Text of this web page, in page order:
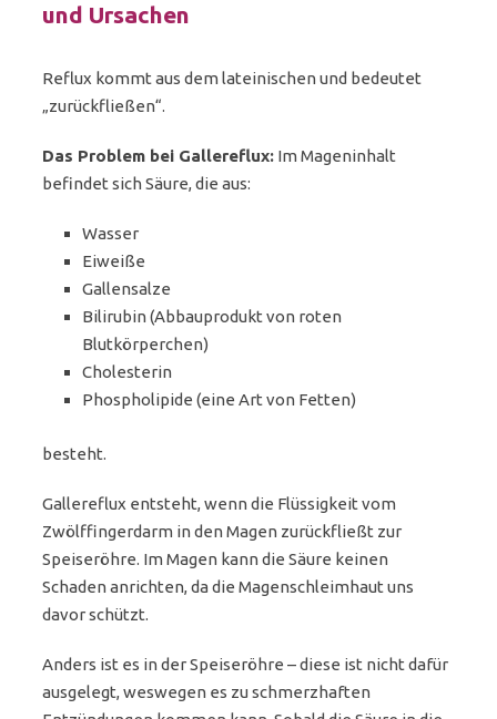
und Ursachen
Reflux kommt aus dem lateinischen und bedeutet
„zurückfließen“.
Das Problem bei Gallereflux: Im Mageninhalt
befindet sich Säure, die aus:
Wasser
Eiweiße
Gallensalze
Bilirubin (Abbauprodukt von roten
Blutkörperchen)
Cholesterin
Phospholipide (eine Art von Fetten)
besteht.
Gallereflux entsteht, wenn die Flüssigkeit vom
Zwölffingerdarm in den Magen zurückfließt zur
Speiseröhre. Im Magen kann die Säure keinen
Schaden anrichten, da die Magenschleimhaut uns
davor schützt.
Anders ist es in der Speiseröhre – diese ist nicht dafür
ausgelegt, weswegen es zu schmerzhaften